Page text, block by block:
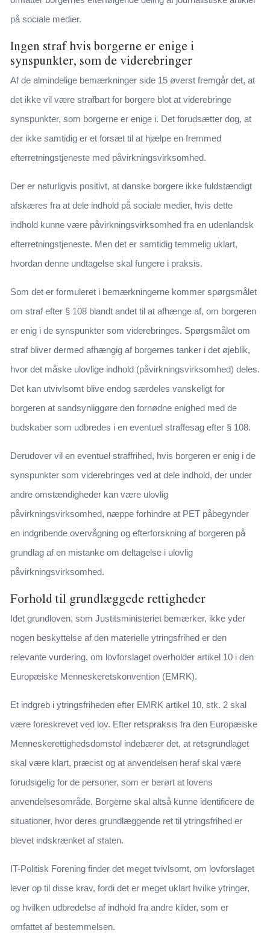
på sociale medier.
Ingen straf hvis borgerne er enige i
synspunkter, som de viderebringer
Af de almindelige bemærkninger side 15 øverst fremgår det, at
det ikke vil være strafbart for borgere blot at viderebringe
synspunkter, som borgerne er enige i. Det forudsætter dog, at
der ikke samtidig er et forsæt til at hjælpe en fremmed
efterretningstjeneste med påvirkningsvirksomhed.
Der er naturligvis positivt, at danske borgere ikke fuldstændigt
afskæres fra at dele indhold på sociale medier, hvis dette
indhold kunne være påvirkningsvirksomhed fra en udenlandsk
efterretningstjeneste. Men det er samtidig temmelig uklart,
hvordan denne undtagelse skal fungere i praksis.
Som det er formuleret i bemærkningerne kommer spørgsmålet
om straf efter § 108 blandt andet til at afhænge af, om borgeren
er enig i de synspunkter som viderebringes. Spørgsmålet om
straf bliver dermed afhængig af borgernes tanker i det øjeblik,
hvor det måske ulovlige indhold (påvirkningsvirksomhed) deles.
Det kan utvivlsomt blive endog særdeles vanskeligt for
borgeren at sandsynliggøre den fornødne enighed med de
budskaber som udbredes i en eventuel straffesag efter § 108.
Derudover vil en eventuel straffrihed, hvis borgeren er enig i de
synspunkter som viderebringes ved at dele indhold, der under
andre omstændigheder kan være ulovlig
påvirkningsvirksomhed, næppe forhindre at PET påbegynder
en indgribende overvågning og efterforskning af borgeren på
grundlag af en mistanke om deltagelse i ulovlig
påvirkningsvirksomhed.
Forhold til grundlæggede rettigheder
Idet grundloven, som Justitsministeriet bemærker, ikke yder
nogen beskyttelse af den materielle ytringsfrihed er den
relevante vurdering, om lovforslaget overholder artikel 10 i den
Europæiske Menneskeretskonvention (EMRK).
Et indgreb i ytringsfriheden efter EMRK artikel 10, stk. 2 skal
være foreskrevet ved lov. Efter retspraksis fra den Europæiske
Menneskerettighedsdomstol indebærer det, at retsgrundlaget
skal være klart, præcist og at anvendelsen heraf skal være
forudsigelig for de personer, som er berørt at lovens
anvendelsesområde. Borgerne skal altså kunne identificere de
situationer, hvor deres grundlæggende ret til ytringsfrihed er
blevet indskrænket af staten.
IT-Politisk Forening finder det meget tvivlsomt, om lovforslaget
lever op til disse krav, fordi det er meget uklart hvilke ytringer,
og hvilken udbredelse af indhold fra andre kilder, som er
omfattet af bestemmelsen.